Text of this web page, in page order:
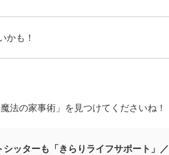
かも！
法の家事術」を見つけてくださいね！
ッターも「きらりライフサポート」／